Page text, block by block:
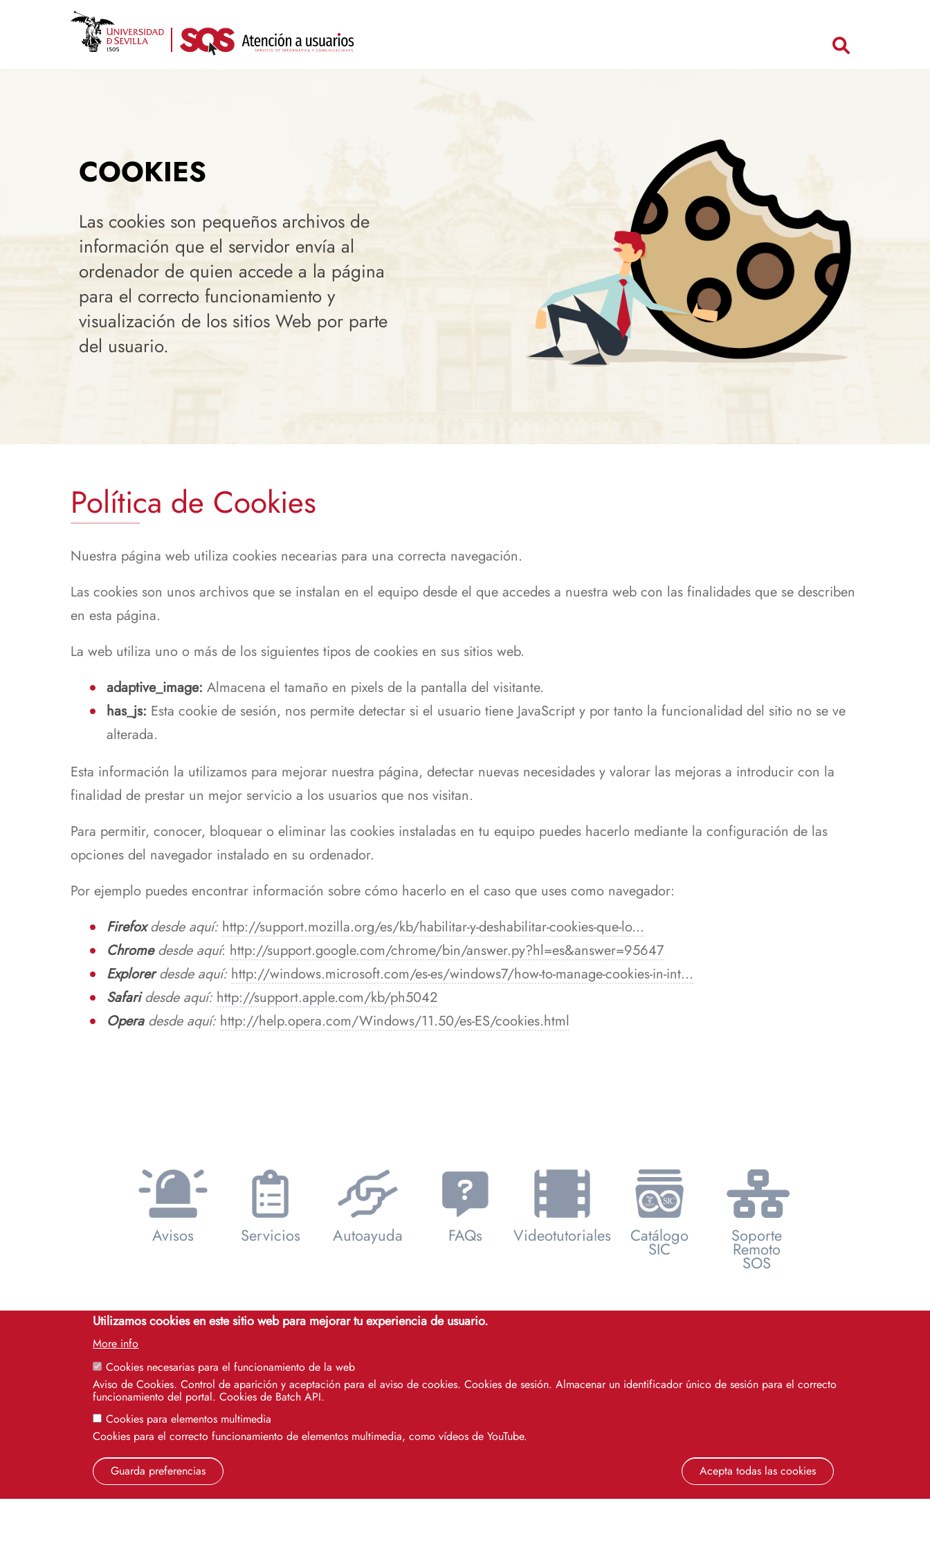
COOKIES
Las cookies son pequeños archivos de
información que el servidor envía al
ordenador de quien accede a la página
para el correcto funcionamiento y
visualización de los sitios Web por parte
del usuario.
Política de Cookies
Nuestra página web utiliza cookies necearias para una correcta navegación.
Las cookies son unos archivos que se instalan en el equipo desde el que accedes a nuestra web con las finalidades que se describen
en esta página.
La web utiliza uno o más de los siguientes tipos de cookies en sus sitios web.
adaptive_image: Almacena el tamaño en pixels de la pantalla del visitante.
has_js: Esta cookie de sesión, nos permite detectar si el usuario tiene JavaScript y por tanto la funcionalidad del sitio no se ve
alterada.
Esta información la utilizamos para mejorar nuestra página, detectar nuevas necesidades y valorar las mejoras a introducir con la
finalidad de prestar un mejor servicio a los usuarios que nos visitan.
Para permitir, conocer, bloquear o eliminar las cookies instaladas en tu equipo puedes hacerlo mediante la configuración de las
opciones del navegador instalado en su ordenador.
Por ejemplo puedes encontrar información sobre cómo hacerlo en el caso que uses como navegador:
Firefoxdesde aquí: http://support.mozilla.org/es/kb/habilitar-y-deshabilitar-cookies-que-lo...
Chromedesde aquí: http://support.google.com/chrome/bin/answer.py?hl=es&answer=95647
Explorerdesde aquí: http://windows.microsoft.com/es-es/windows7/how-to-manage-cookies-in-int...
Safaridesde aquí: http://support.apple.com/kb/ph5042
Opera desde aquí: http://help.opera.com/Windows/11.50/es-ES/cookies.html
Avisos Servicios Autoayuda FAQs Videotutoriales Catálogo
SIC
Soporte
Remoto
SOS
Cinco siglos
Antonio de Ulloa, 1ª planta, sala 4. 41012 Sevilla.
Utilizamos cookies en este sitio web para mejorar tu experiencia de usuario.
More info
Cookies necesarias para el funcionamiento de la web
Aviso de Cookies. Control de aparición y aceptación para el aviso de cookies. Cookies de sesión. Almacenar un identificador único de sesión para el correcto
funcionamiento del portal. Cookies de Batch API.
Cookies para elementos multimedia
Cookies para el correcto funcionamiento de elementos multimedia, como vídeos de YouTube.
Guarda preferencias Acepta todas las cookies